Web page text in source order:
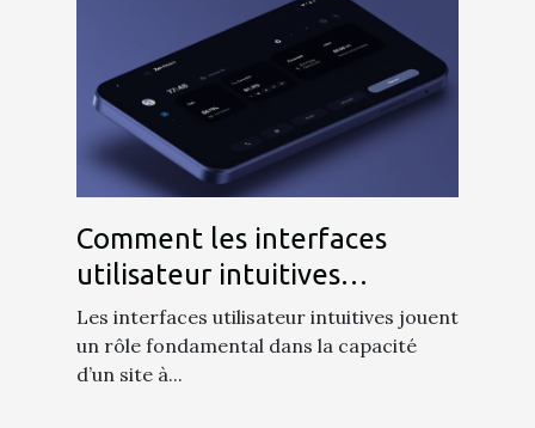
Comment les interfaces
utilisateur intuitives
améliorent l'engagement
des visiteurs ?
Les interfaces utilisateur intuitives jouent
un rôle fondamental dans la capacité
d’un site à...